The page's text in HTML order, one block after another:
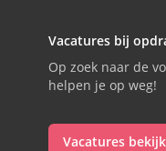
Vacatures bij
Op zoek naar de
helpen je op weg!
Vacatures